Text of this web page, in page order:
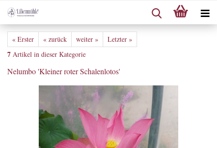
« Erster « zurück weiter » Letzter »
7 Artikel in dieser Kategorie
Nelumbo 'Kleiner roter Schalenlotos'